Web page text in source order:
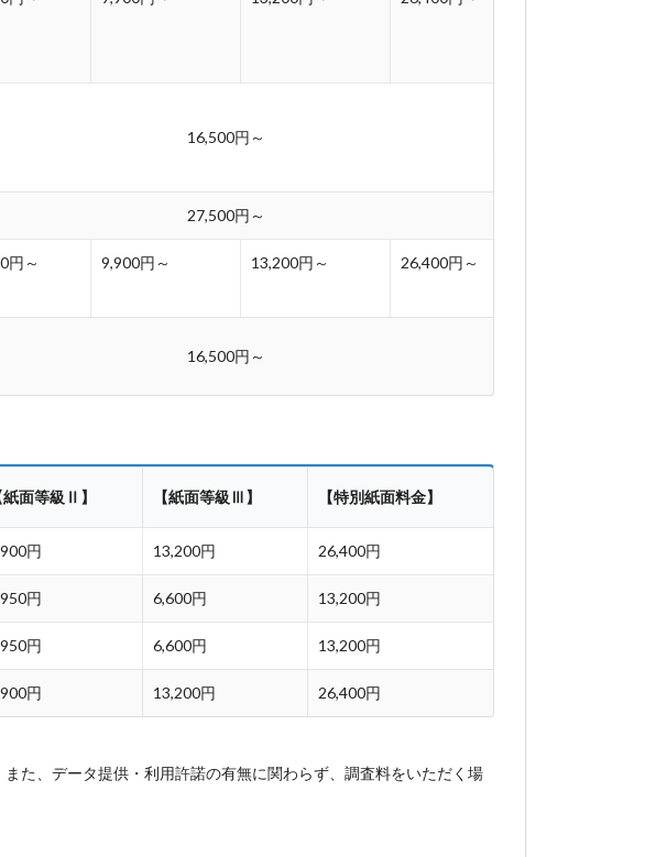
16,500円～
27,500円～
円～ 9,900円～ 13,200円～ 26,400円～
16,500円～
紙面等級Ⅱ】 【紙面等級Ⅲ】 【特別紙面料金】
円 13,200円 26,400円
円 6,600円 13,200円
円 6,600円 13,200円
円 13,200円 26,400円
た、データ提供・利用許諾の有無に関わらず、調査料をいただく場